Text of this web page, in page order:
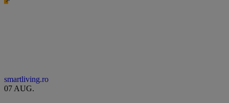
smartliving.ro
07 AUG.